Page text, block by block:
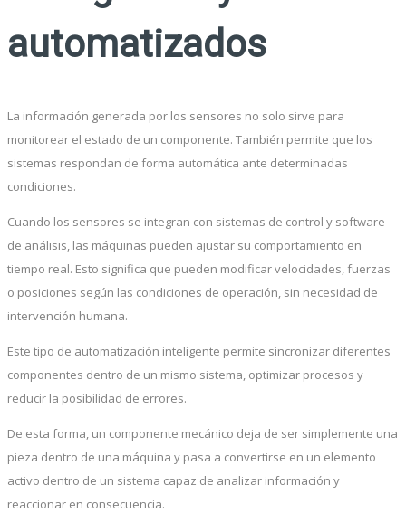
automatizados
La información generada por los sensores no solo sirve para
monitorear el estado de un componente. También permite que los
sistemas respondan de forma automática ante determinadas
condiciones.
Cuando los sensores se integran con sistemas de control y software
de análisis, las máquinas pueden ajustar su comportamiento en
tiempo real. Esto significa que pueden modificar velocidades, fuerzas
o posiciones según las condiciones de operación, sin necesidad de
intervención humana.
Este tipo de automatización inteligente permite sincronizar diferentes
componentes dentro de un mismo sistema, optimizar procesos y
reducir la posibilidad de errores.
De esta forma, un componente mecánico deja de ser simplemente una
pieza dentro de una máquina y pasa a convertirse en un elemento
activo dentro de un sistema capaz de analizar información y
reaccionar en consecuencia.